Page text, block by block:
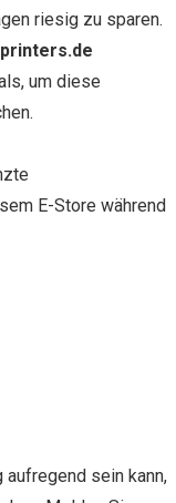
riesig zu sparen.
um diese
E-Store während
aufregend sein kann,